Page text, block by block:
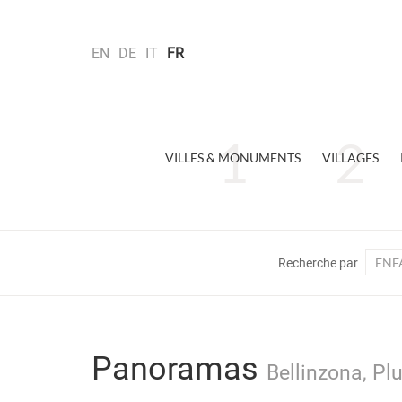
EN DE IT FR
VILLES & MONUMENTS VILLAGES
Recherche par
Panoramas Bellinzona,